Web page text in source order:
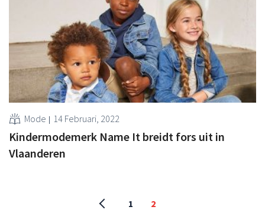
Mode 14 Februari, 2022
Kindermodemerk Name It breidt fors uit in
Vlaanderen
1 2